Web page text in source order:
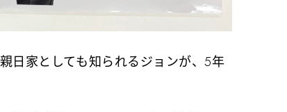
日家としても知られるジョンが、5年